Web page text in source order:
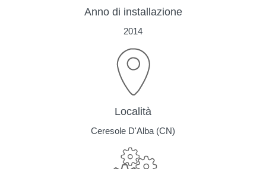
Anno di installazione
2014
Località
Ceresole D'Alba (CN)